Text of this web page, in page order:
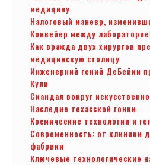
медицину
Налоговый маневр,
Конвейер между
Как вражда двух хирургов
медицинскую столицу
Инженерний гений ДеБейки
Кули
Скандал вокруг
Наследие техасской гонки
Космические технологии и
Современность: от клиники
фабрики
Ключевые технологические